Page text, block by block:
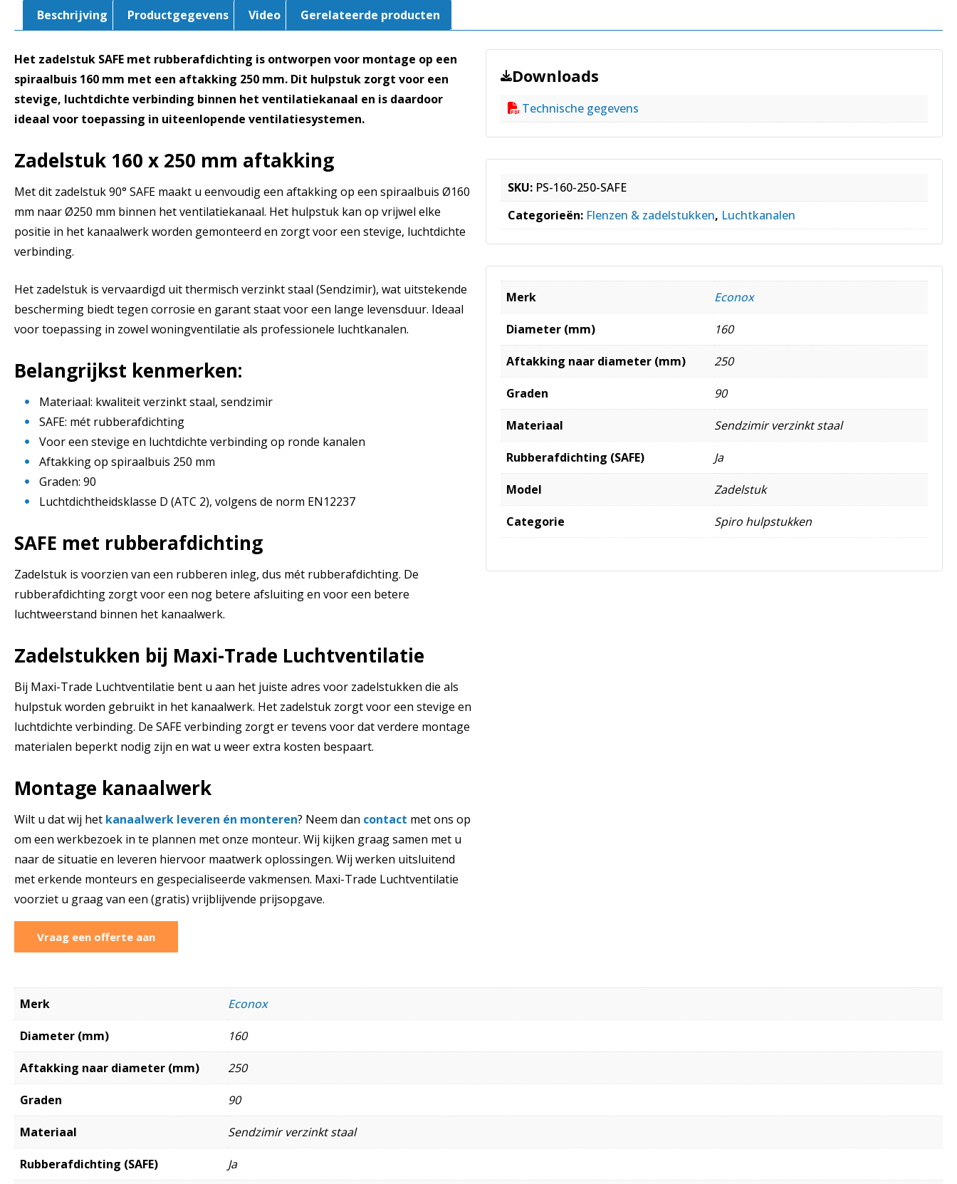
Beschrijving Productgegevens Video Gerelateerde producten
Het zadelstuk SAFE met rubberafdichting is ontworpen voor montage op een
spiraalbuis 160 mm met een aftakking 250 mm. Dit hulpstuk zorgt voor een
stevige, luchtdichte verbinding binnen het ventilatiekanaal en is daardoor
ideaal voor toepassing in uiteenlopende ventilatiesystemen.
Zadelstuk 160 x 250 mm aftakking
Met dit zadelstuk 90° SAFE maakt u eenvoudig een aftakking op een spiraalbuis Ø160
mm naar Ø250 mm binnen het ventilatiekanaal. Het hulpstuk kan op vrijwel elke
positie in het kanaalwerk worden gemonteerd en zorgt voor een stevige, luchtdichte
verbinding.
Het zadelstuk is vervaardigd uit thermisch verzinkt staal (Sendzimir), wat uitstekende
bescherming biedt tegen corrosie en garant staat voor een lange levensduur. Ideaal
voor toepassing in zowel woningventilatie als professionele luchtkanalen.
Belangrijkst kenmerken:
Materiaal: kwaliteit verzinkt staal, sendzimir
SAFE: mét rubberafdichting
Voor een stevige en luchtdichte verbinding op ronde kanalen
Aftakking op spiraalbuis 250 mm
Graden: 90
Luchtdichtheidsklasse D (ATC 2), volgens de norm EN12237
SAFE met rubberafdichting
Zadelstuk is voorzien van een rubberen inleg, dus mét rubberafdichting. De
rubberafdichting zorgt voor een nog betere afsluiting en voor een betere
luchtweerstand binnen het kanaalwerk.
Zadelstukken bij Maxi-Trade Luchtventilatie
Bij Maxi-Trade Luchtventilatie bent u aan het juiste adres voor zadelstukken die als
hulpstuk worden gebruikt in het kanaalwerk. Het zadelstuk zorgt voor een stevige en
luchtdichte verbinding. De SAFE verbinding zorgt er tevens voor dat verdere montage
materialen beperkt nodig zijn en wat u weer extra kosten bespaart.
Montage kanaalwerk
Wilt u dat wij het kanaalwerk leveren én monteren? Neem dan contact met ons op
om een werkbezoek in te plannen met onze monteur. Wij kijken graag samen met u
naar de situatie en leveren hiervoor maatwerk oplossingen. Wij werken uitsluitend
met erkende monteurs en gespecialiseerde vakmensen. Maxi-Trade Luchtventilatie
voorziet u graag van een (gratis) vrijblijvende prijsopgave.
Vraag een offerte aan
Downloads
Technische gegevens
SKU: PS-160-250-SAFE
Categorieën: Flenzen & zadelstukken, Luchtkanalen
Merk Econox
Diameter (mm) 160
Aftakking naar diameter (mm) 250
Graden 90
Materiaal Sendzimir verzinkt staal
Rubberafdichting (SAFE) Ja
Model Zadelstuk
Categorie Spiro hulpstukken
Merk Econox
Diameter (mm) 160
Aftakking naar diameter (mm) 250
Graden 90
Materiaal Sendzimir verzinkt staal
Rubberafdichting (SAFE) Ja